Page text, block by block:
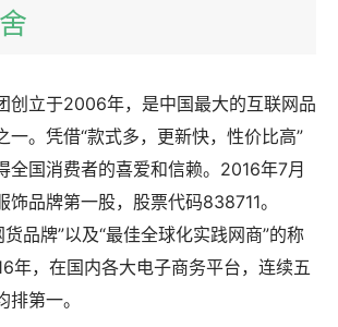
创立于2006年，是中国最大的互联网品
一。凭借“款式多，更新快，性价比高”
全国消费者的喜爱和信赖。2016年7月
饰品牌第一股，股票代码838711。
品牌”以及“最佳全球化实践网商”的称
年，在国内各大电子商务平台，连续五
第一。